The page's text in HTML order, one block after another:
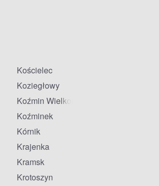
Kościelec
Koziegłowy
Koźmin Wielkopolski
Koźminek
Kórnik
Krajenka
Kramsk
Krotoszyn